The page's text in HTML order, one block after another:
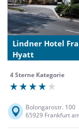
Lindner Hotel
Hyatt
4 Sterne Kategorie
Bolongarostr. 100
65929 Frankfurt